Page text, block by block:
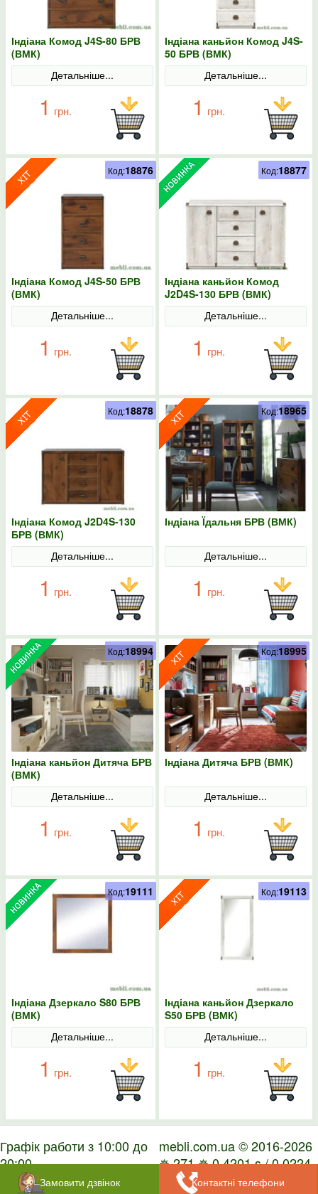
Індіана Комод J4S-80 БРВ
(ВМК)
Детальніше...
1 грн.
Індіана каньйон Комод J4S-
50 БРВ (ВМК)
Детальніше...
1 грн.
Індіана Комод J4S-50 БРВ
(ВМК)
Детальніше...
1 грн.
Код:18876
Індіана каньйон Комод
J2D4S-130 БРВ (ВМК)
Детальніше...
1 грн.
Код:18877
Індіана Комод J2D4S-130
БРВ (ВМК)
Детальніше...
1 грн.
Код:18878
Індіана Їдальня БРВ (ВМК)
Детальніше...
1 грн.
Код:18965
Індіана каньйон Дитяча БРВ
(ВМК)
Детальніше...
1 грн.
Код:18994
Індіана Дитяча БРВ (ВМК)
Детальніше...
1 грн.
Код:18995
Індіана Дзеркало S80 БРВ
(ВМК)
Детальніше...
1 грн.
Код:19111
Індіана каньйон Дзеркало
S50 БРВ (ВМК)
Детальніше...
1 грн.
Код:19113
Графік работи з 10:00 до
20:00
mebli.com.ua © 2016-2026
✵ 271 ✵ 0.4201 s / 0.0224
Замовити дзвінок Контактні телефони